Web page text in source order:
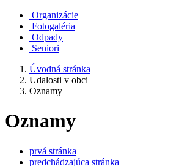
Organizácie
Fotogaléria
Odpady
Seniori
Úvodná stránka
Udalosti v obci
Oznamy
Oznamy
prvá stránka
predchádzajúca stránka